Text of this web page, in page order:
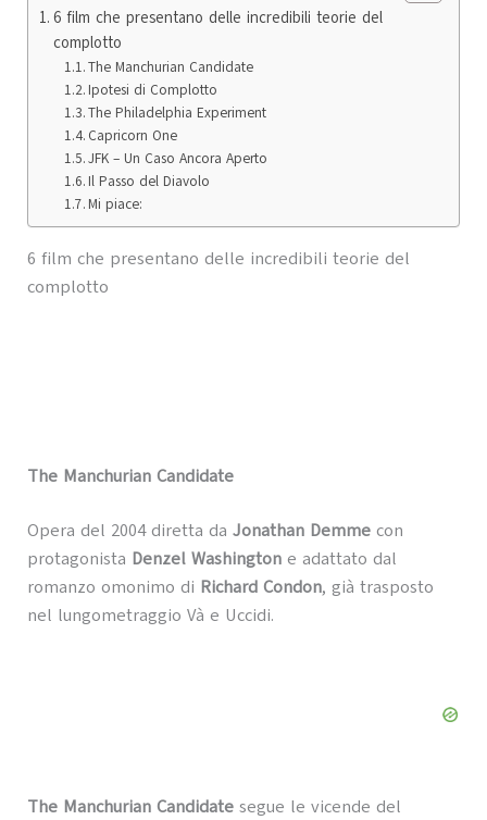
6 film che presentano delle incredibili teorie del
complotto
The Manchurian Candidate
Ipotesi di Complotto
The Philadelphia Experiment
Capricorn One
JFK – Un Caso Ancora Aperto
Il Passo del Diavolo
Mi piace:
6 film che presentano delle incredibili teorie del
complotto
The Manchurian Candidate
Opera del 2004 diretta da Jonathan Demmecon
protagonista Denzel Washingtone adattato dal
romanzo omonimo di Richard Condon, già trasposto
nel lungometraggio Và e Uccidi.
The Manchurian Candidatesegue le vicende del